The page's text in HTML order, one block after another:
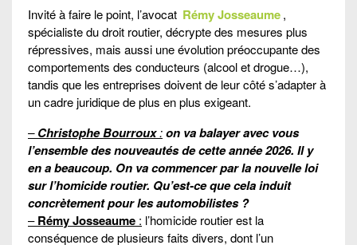
Invité à faire le point, l’avocat Rémy Josseaume,
spécialiste du droit routier, décrypte des mesures plus
répressives, mais aussi une évolution préoccupante des
comportements des conducteurs (alcool et drogue…),
tandis que les entreprises doivent de leur côté s’adapter à
un cadre juridique de plus en plus exigeant.
–Christophe Bourroux:on va balayer avec vous
l’ensemble des nouveautés de cette année 2026. Il y
en a beaucoup. On va commencer par la nouvelle loi
sur l’homicide routier. Qu’est-ce que cela induit
concrètement pour les automobilistes ?
–Rémy Josseaume : l’homicide routier est la
conséquence de plusieurs faits divers, dont l’un